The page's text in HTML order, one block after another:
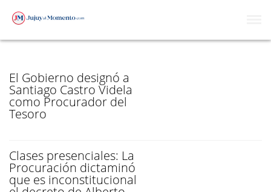
PROCURADURÍA
El Gobierno designó a
Santiago Castro Videla
como Procurador del
Tesoro
Clases presenciales: La
Procuración dictaminó
que es inconstitucional